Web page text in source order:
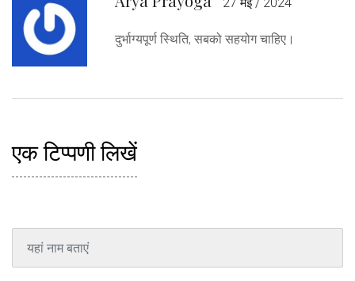
दुर्भाग्यपूर्ण स्थिति, सबको सहयोग चाहिए।
एक टिप्पणी लिखें